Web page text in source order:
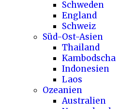
Schweden
England
Schweiz
Süd-Ost-Asien
Thailand
Kambodscha
Indonesien
Laos
Ozeanien
Australien